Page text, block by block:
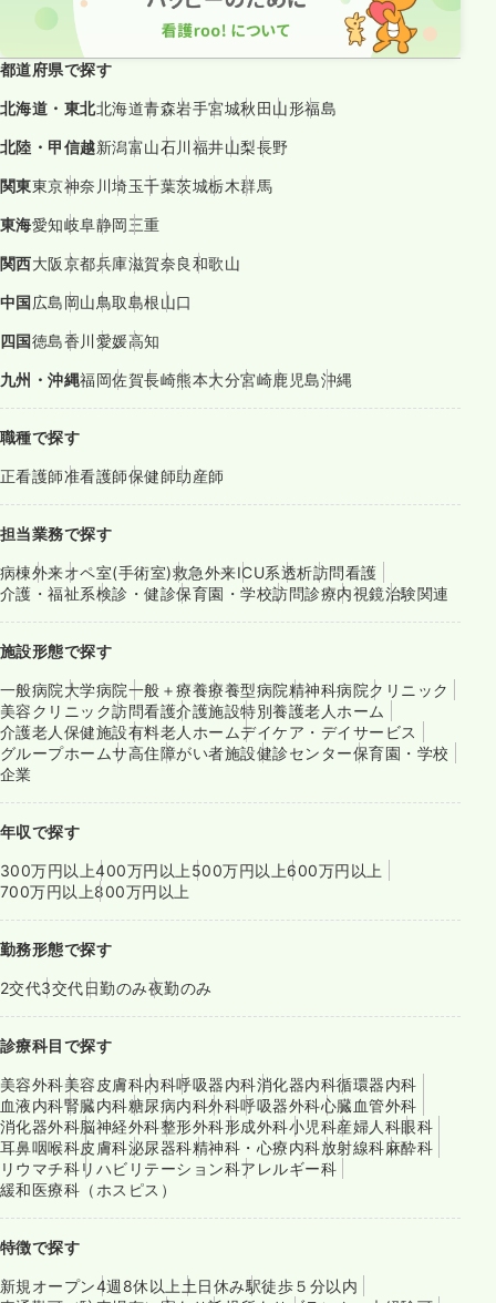
都道府県で探す
北海道・東北北海道青森岩手宮城秋田山形福島
北陸・甲信越新潟富山石川福井山梨長野
関東東京神奈川埼玉千葉茨城栃木群馬
東海愛知岐阜静岡三重
関西大阪京都兵庫滋賀奈良和歌山
中国広島岡山鳥取島根山口
四国徳島香川愛媛高知
九州・沖縄福岡佐賀長崎熊本大分宮崎鹿児島沖縄
職種で探す
正看護師准看護師保健師助産師
担当業務で探す
病棟外来オペ室(手術室)救急外来ICU系透析訪問看護
介護・福祉系検診・健診保育園・学校訪問診療内視鏡治験関連
施設形態で探す
一般病院大学病院一般＋療養療養型病院精神科病院クリニック
美容クリニック訪問看護介護施設特別養護老人ホーム
介護老人保健施設有料老人ホームデイケア・デイサービス
グループホームサ高住障がい者施設健診センター保育園・学校
企業
年収で探す
300万円以上400万円以上 500万円以上600万円以上
700万円以上800万円以上
勤務形態で探す
2交代3交代日勤のみ夜勤のみ
診療科目で探す
美容外科美容皮膚科内科呼吸器内科消化器内科循環器内科
血液内科腎臓内科糖尿病内科外科呼吸器外科心臓血管外科
消化器外科脳神経外科整形外科形成外科小児科産婦人科眼科
耳鼻咽喉科皮膚科泌尿器科精神科・心療内科放射線科麻酔科
リウマチ科リハビリテーション科アレルギー科
緩和医療科（ホスピス）
特徴で探す
新規オープン4週8休以上 土日休み駅徒歩５分以内